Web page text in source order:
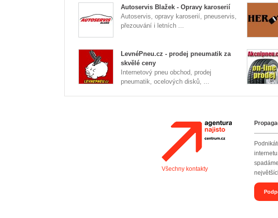
Autoservis Blažek - Opravy karoserií
Autoservis, opravy karoserií, pneuservis,
přezouvání i letních ...
LevnéPneu.cz - prodej pneumatik za
skvělé ceny
Internetový pneu obchod, prodej
pneumatik, ocelových disků, ...
Agentura Najisto
Všechny kontakty